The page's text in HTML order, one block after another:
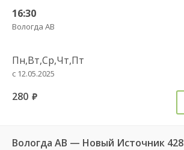
16:30
Вологда АВ
Пн,Вт,Ср,Чт,Пт
с 12.05.2025
280 руб.
Вологда АВ — Новый Источник 428